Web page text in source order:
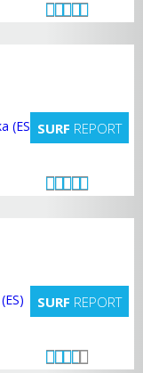
SURF REPORT
SURF REPORT